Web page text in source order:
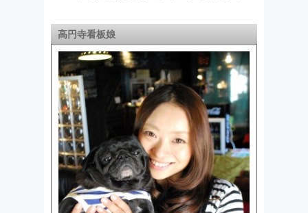
高円寺看板娘